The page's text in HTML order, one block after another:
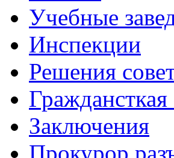
Учебные
Инспекции
Решения
Заключения